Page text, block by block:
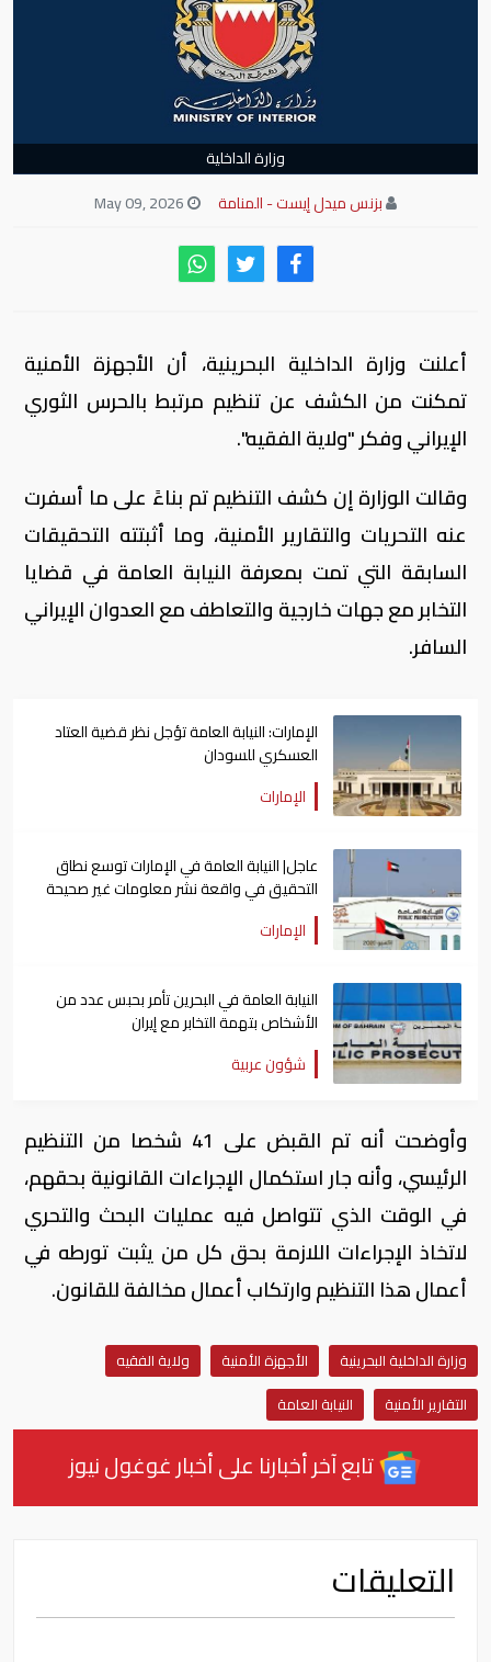
وزارة الداخلية
بزنس ميدل إيست - المنامة
أعلنت وزارة الداخلية البحرينية، أن الأجهزة الأمنية
تمكنت من الكشف عن تنظيم مرتبط بالحرس الثوري
الإيراني وفكر "ولاية الفقيه".
وقالت الوزارة إن كشف التنظيم تم بناءً على ما أسفرت
عنه التحريات والتقارير الأمنية، وما أثبتته التحقيقات
السابقة التي تمت بمعرفة النيابة العامة في قضايا
التخابر مع جهات خارجية والتعاطف مع العدوان الإيراني
السافر.
الإمارات: النيابة العامة تؤجل نظر قضية العتاد
العسكري للسودان
الإمارات
عاجل| النيابة العامة في الإمارات توسع نطاق
التحقيق في واقعة نشر معلومات غير صحيحة
الإمارات
النيابة العامة في البحرين تأمر بحبس عدد من
الأشخاص بتهمة التخابر مع إيران
شؤون عربية
وأوضحت أنه تم القبض على 41 شخصا من التنظيم
الرئيسي، وأنه جار استكمال الإجراءات القانونية بحقهم،
في الوقت الذي تتواصل فيه عمليات البحث والتحري
لاتخاذ الإجراءات اللازمة بحق كل من يثبت تورطه في
أعمال هذا التنظيم وارتكاب أعمال مخالفة للقانون.
وزارة الداخلية البحرينية الأجهزة الأمنية
ولاية الفقيه
التقارير الأمنية
النيابة العامة
تابع آخر أخبارنا على أخبار غوغول نيوز
التعليقات